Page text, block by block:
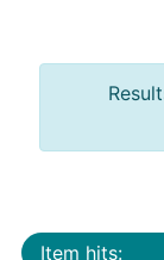
Item hits: